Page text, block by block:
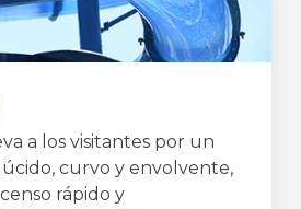
a los visitantes por un
curvo y envolvente,
rápido y